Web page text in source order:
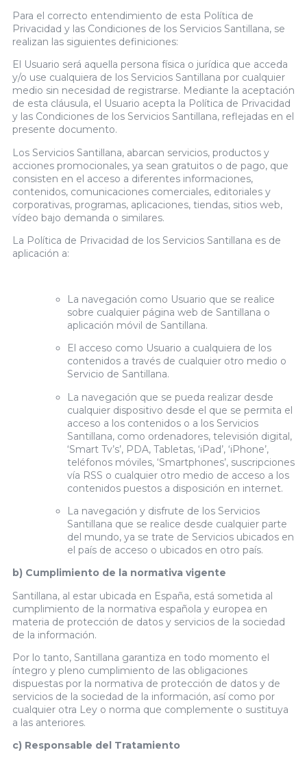
Para el correcto entendimiento de esta Política de
Privacidad y las Condiciones de los Servicios Santillana, se
realizan las siguientes definiciones:
El Usuario será aquella persona física o jurídica que acceda
y/o use cualquiera de los Servicios Santillana por cualquier
medio sin necesidad de registrarse. Mediante la aceptación
de esta cláusula, el Usuario acepta la Política de Privacidad
y las Condiciones de los Servicios Santillana, reflejadas en el
presente documento.
Los Servicios Santillana, abarcan servicios, productos y
acciones promocionales, ya sean gratuitos o de pago, que
consisten en el acceso a diferentes informaciones,
contenidos, comunicaciones comerciales, editoriales y
corporativas, programas, aplicaciones, tiendas, sitios web,
vídeo bajo demanda o similares.
La Política de Privacidad de los Servicios Santillana es de
aplicación a:
La navegación como Usuario que se realice
sobre cualquier página web de Santillana o
aplicación móvil de Santillana.
El acceso como Usuario a cualquiera de los
contenidos a través de cualquier otro medio o
Servicio de Santillana.
La navegación que se pueda realizar desde
cualquier dispositivo desde el que se permita el
acceso a los contenidos o a los Servicios
Santillana, como ordenadores, televisión digital,
‘Smart Tv’s’, PDA, Tabletas, ‘iPad’, ‘iPhone’,
teléfonos móviles, ‘Smartphones’, suscripciones
vía RSS o cualquier otro medio de acceso a los
contenidos puestos a disposición en internet.
La navegación y disfrute de los Servicios
Santillana que se realice desde cualquier parte
del mundo, ya se trate de Servicios ubicados en
el país de acceso o ubicados en otro país.
b) Cumplimiento de la normativa vigente
Santillana, al estar ubicada en España, está sometida al
cumplimiento de la normativa española y europea en
materia de protección de datos y servicios de la sociedad
de la información.
Por lo tanto, Santillana garantiza en todo momento el
íntegro y pleno cumplimiento de las obligaciones
dispuestas por la normativa de protección de datos y de
servicios de la sociedad de la información, así como por
cualquier otra Ley o norma que complemente o sustituya
a las anteriores.
c) Responsable del Tratamiento